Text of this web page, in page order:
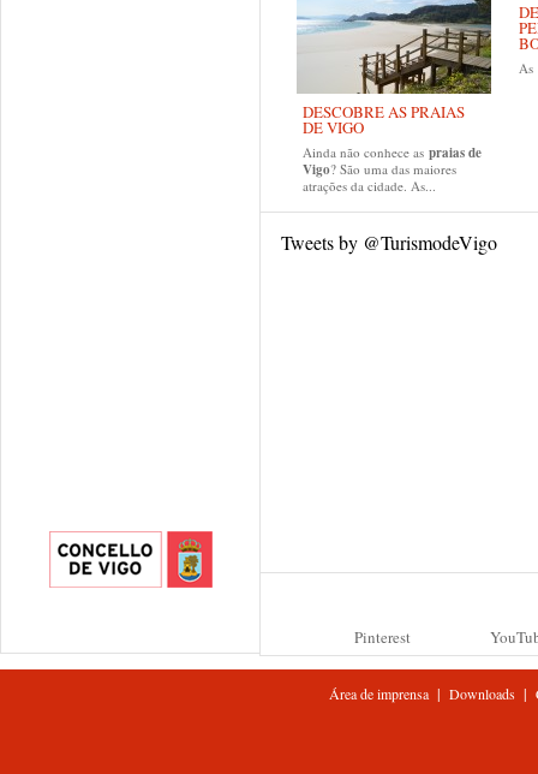
DESCOBRE AS PRAIAS
DE VIGO
Ainda não conhece as praias de
Vigo? São uma das maiores
atrações da cidade. As...
As
Tweets by @TurismodeVigo
Pinterest
Área de imprensa| Downloads|